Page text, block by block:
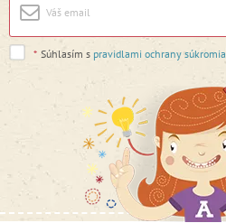
* Súhlasím s pravidlami ochrany súkromia